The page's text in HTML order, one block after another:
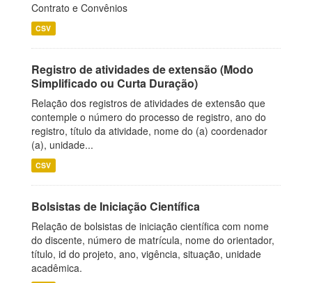
Contrato e Convênios
CSV
Registro de atividades de extensão (Modo
Simplificado ou Curta Duração)
Relação dos registros de atividades de extensão que
contemple o número do processo de registro, ano do
registro, título da atividade, nome do (a) coordenador
(a), unidade...
CSV
Bolsistas de Iniciação Científica
Relação de bolsistas de iniciação científica com nome
do discente, número de matrícula, nome do orientador,
título, id do projeto, ano, vigência, situação, unidade
acadêmica.